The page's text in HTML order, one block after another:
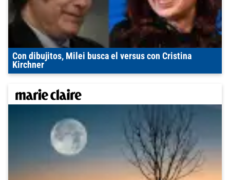
Con dibujitos, Milei busca el versus con Cristina
Kirchner